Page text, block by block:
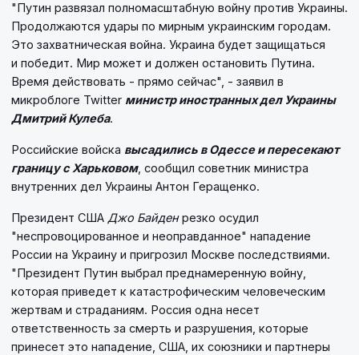
"Путин развязал полномасштабную войну против Украины.
Продолжаются удары по мирным украинским городам.
Это захватническая война. Украина будет защищаться
и победит. Мир может и должен остановить Путина.
Время действовать - прямо сейчас", - заявил в
микроблоге Twitter министр иностранных дел Украины
Дмитрий Кулеба.
Российские войска высадились в Одессе и пересекают
границу с Харьковом, сообщил советник министра
внутренних дел Украины Антон Геращенко.
Президент США Джо Байденрезко осудил
"неспровоцированное и неоправданное" нападение
России на Украину и пригрозил Москве последствиями.
"Президент Путин выбрал преднамеренную войну,
которая приведет к катастрофическим человеческим
жертвам и страданиям. Россия одна несет
ответственность за смерть и разрушения, которые
принесет это нападение, США, их союзники и партнеры